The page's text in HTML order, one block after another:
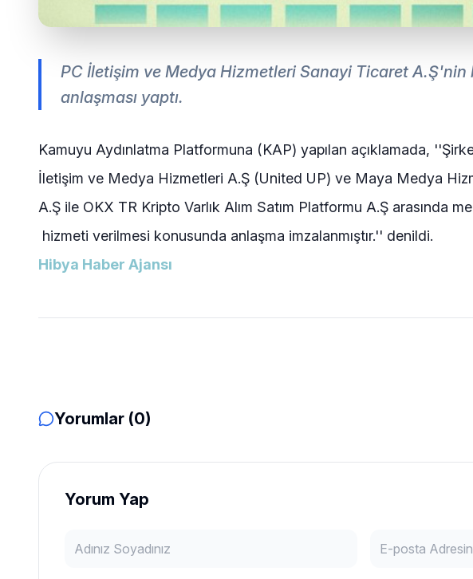
PC İletişim ve Medya Hizmetleri Sanayi Ticaret A.Ş'nin
anlaşması yaptı.
Kamuyu Aydınlatma Platformuna (KAP) yapılan açıklamada,
İletişim ve Medya Hizmetleri A.Ş (United UP) ve Maya Medya
A.Ş ile OKX TR Kripto Varlık Alım Satım Platformu A.Ş arasında
hizmeti verilmesi konusunda anlaşma imzalanmıştır.'' denildi.
Hibya Haber Ajansı
Yorumlar (0)
Yorum Yap